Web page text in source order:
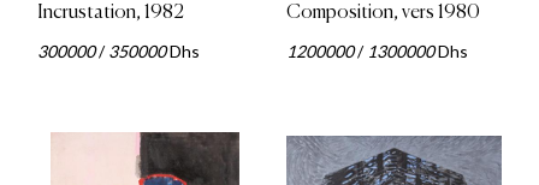
Incrustation, 1982
300000/350000Dhs
Composition, vers 1980
1200000/ 1300000Dhs